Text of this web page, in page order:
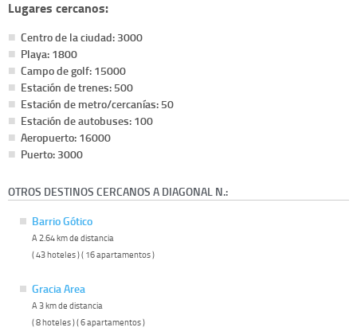
Lugares cercanos:
Centro de la ciudad: 3000
Playa: 1800
Campo de golf: 15000
Estación de trenes: 500
Estación de metro/cercanías: 50
Estación de autobuses: 100
Aeropuerto: 16000
Puerto: 3000
OTROS DESTINOS CERCANOS A DIAGONAL N.:
Barrio Gótico
A 2.64 km de distancia
( 43 hoteles ) ( 16 apartamentos )
Gracia Area
A 3 km de distancia
( 8 hoteles ) ( 6 apartamentos )